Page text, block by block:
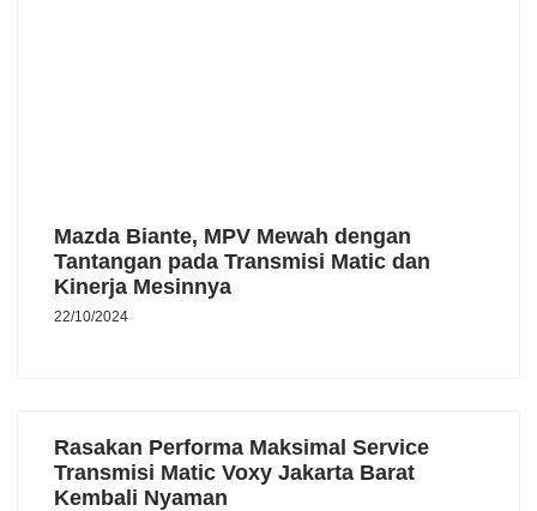
Mazda Biante, MPV Mewah dengan
Tantangan pada Transmisi Matic dan
Kinerja Mesinnya
22/10/2024
Rasakan Performa Maksimal Service
Transmisi Matic Voxy Jakarta Barat
Kembali Nyaman